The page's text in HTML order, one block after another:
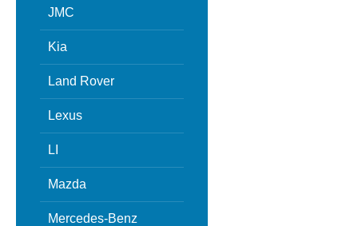
JMC
Kia
Land Rover
Lexus
LI
Mazda
Mercedes-Benz